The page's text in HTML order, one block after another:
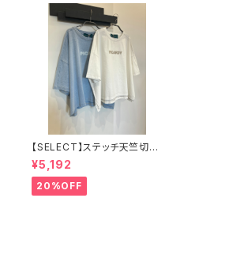
【SELECT】ステッチ天竺切り
替えワイドロゴT
¥5,192
20%OFF